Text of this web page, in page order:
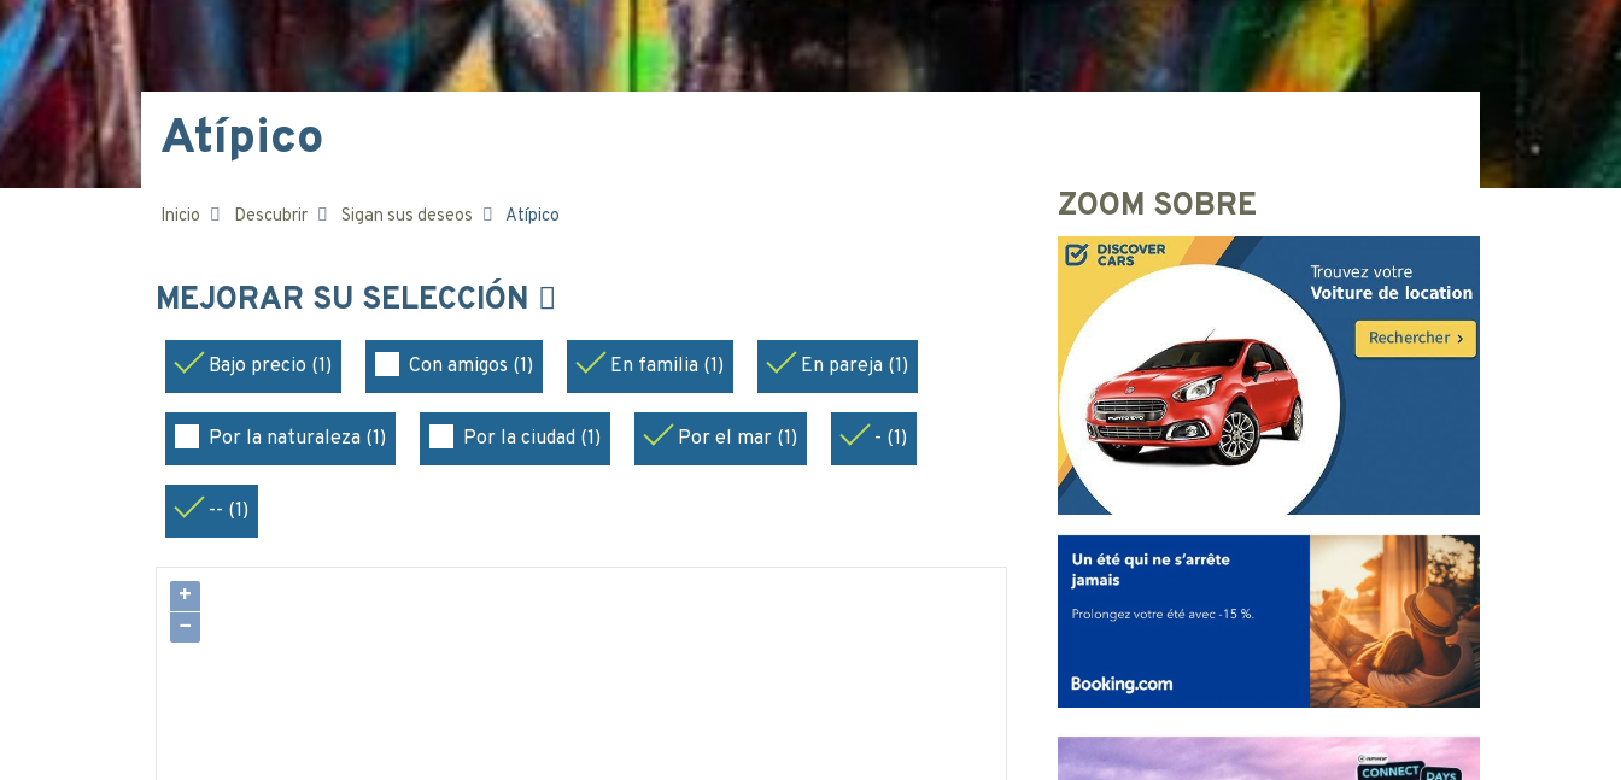
Atípico
Inicio Descubrir Sigan sus deseos Atípico
MEJORAR SU SELECCIÓN
Bajo precio (1) Con amigos (1) En familia (1) En pareja (1)
Por la naturaleza (1) Por la ciudad (1) Por el mar (1) - (1)
-- (1)
+
−
ZOOM SOBRE